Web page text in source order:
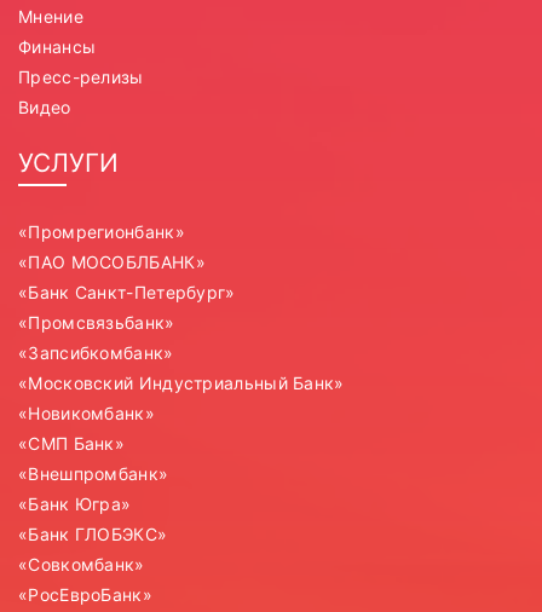
Мнение
Финансы
Пресс-релизы
Видео
УСЛУГИ
«Промрегионбанк»
«ПАО МОСОБЛБАНК»
«Банк Санкт-Петербург»
«Промсвязьбанк»
«Запсибкомбанк»
«Московский Индустриальный Банк»
«Новикомбанк»
«СМП Банк»
«Внешпромбанк»
«Банк Югра»
«Банк ГЛОБЭКС»
«Совкомбанк»
«РосЕвроБанк»